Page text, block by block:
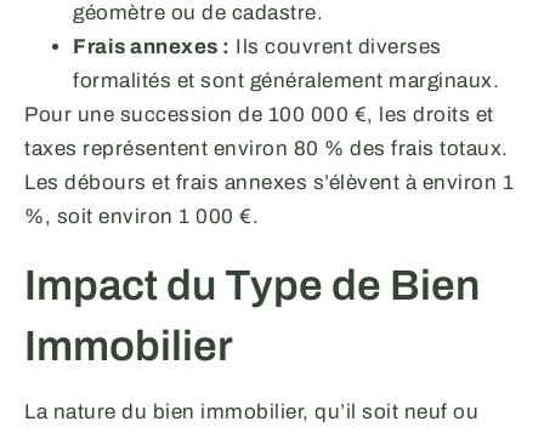
géomètre ou de cadastre.
Frais annexes : Ils couvrent diverses
formalités et sont généralement marginaux.
Pour une succession de 100 000 €, les droits et
taxes représentent environ 80 % des frais totaux.
Les débours et frais annexes s’élèvent à environ 1
%, soit environ 1 000 €.
Impact du Type de Bien
Immobilier
La nature du bien immobilier, qu’il soit neuf ou